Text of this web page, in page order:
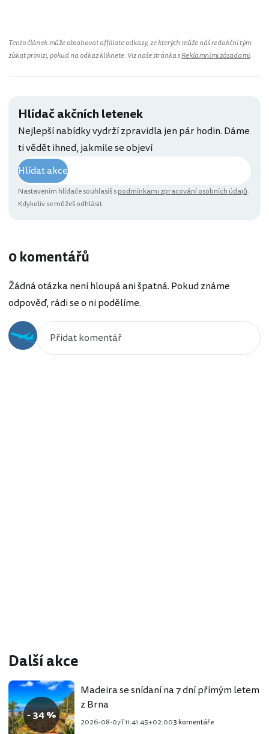
Tento článek může obsahovat affiliate odkazy, ze kterých může náš redakční tým
získat provizi, pokud na odkaz kliknete. Viz naše stránka sReklamními zásadami.
Hlídač akčních letenek
Nejlepší nabídky vydrží zpravidla jen pár hodin. Dáme
ti vědět ihned, jakmile se objeví
Hlídat akce
Nastavením hlídače souhlasíš spodmínkami zpracování osobních údajů.
Kdykoliv se můžeš odhlásit.
0 komentářů
Žádná otázka není hloupá ani špatná. Pokud známe
odpověď, rádi se o ni podělíme.
Další akce
- 34 %
Madeira se snídaní na 7 dní přímým letem
z Brna
2026-08-07T11:41:45+02:003 komentáře